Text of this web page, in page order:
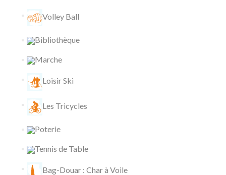
Volley Ball
Bibliothèque
Marche
Loisir Ski
Les Tricycles
Poterie
Tennis de Table
Bag-Douar : Char à Voile